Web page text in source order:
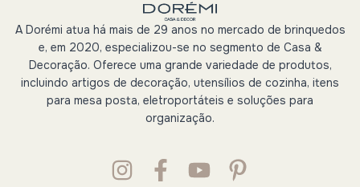
A Dorémi atua há mais de 29 anos no mercado de brinquedos
e, em 2020, especializou-se no segmento de Casa &
Decoração. Oferece uma grande variedade de produtos,
incluindo artigos de decoração, utensílios de cozinha, itens
para mesa posta, eletroportáteis e soluções para
organização.